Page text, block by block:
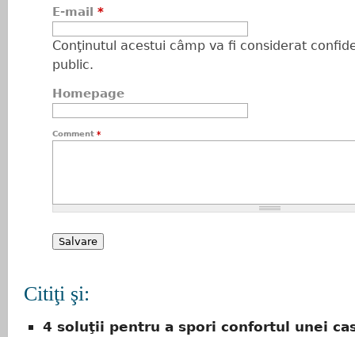
E-mail *
Conţinutul acestui câmp va fi considerat
public.
Homepage
Comment *
Citiţi şi:
4 soluţii pentru a spori confortul unei